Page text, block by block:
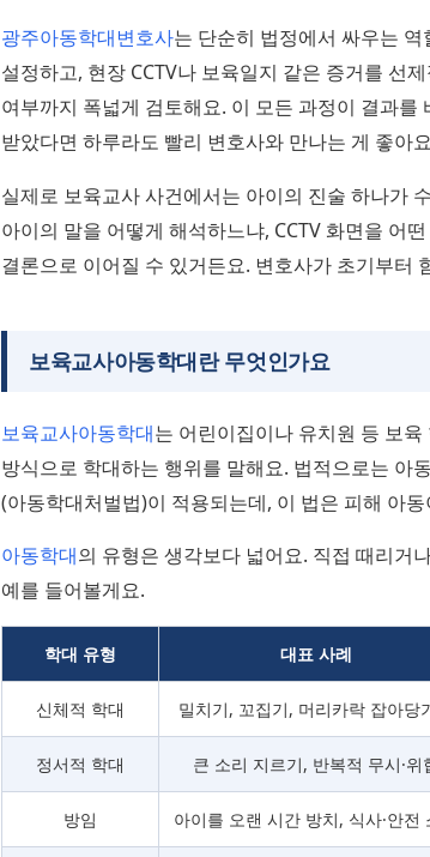
광주아동학대변호사는 단순히 법정에서 싸우는
설정하고, 현장 CCTV나 보육일지 같은 증거를 선
여부까지 폭넓게 검토해요. 이 모든 과정이 결과
받았다면 하루라도 빨리 변호사와 만나는 게 좋아
실제로 보육교사 사건에서는 아이의 진술 하나가
아이의 말을 어떻게 해석하느냐, CCTV 화면을 어
결론으로 이어질 수 있거든요. 변호사가 초기부터
보육교사아동학대란 무엇인가요
보육교사아동학대는 어린이집이나 유치원 등 보
방식으로 학대하는 행위를 말해요. 법적으로는 아
(아동학대처벌법)이 적용되는데, 이 법은 피해 아
아동학대의 유형은 생각보다 넓어요. 직접 때리거
예를 들어볼게요.
학대 유형 대표 사례
신체적 학대 밀치기, 꼬집기, 머리카락 잡아당
정서적 학대 큰 소리 지르기, 반복적 무시·위
방임 아이를 오랜 시간 방치, 식사·안전